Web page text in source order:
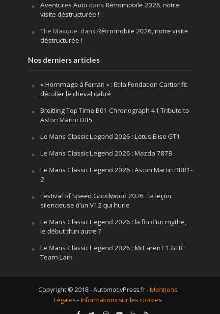
Aventures Auto dans Rétromobile 2026, notre
visite déstructurée !
The Maxque. dans Rétromobile 2026, notre visite
déstructurée !
Nos derniers articles
« Hommage à Ferrari » : Et la Fondation Cartier fit
décoller le cheval cabré
Breitling Top Time B01 Chronograph 41 Tribute to
Aston Martin DB5
Le Mans Classic Legend 2026 : Lotus Elise GT1
Le Mans Classic Legend 2026 : Mazda 787B
Le Mans Classic Legend 2026 : Aston Martin DBR1-
2
Festival of Speed Goodwood 2026 : la leçon
silencieuse d’un V12 qui hurle
Le Mans Classic Legend 2026 : la fin d’un mythe,
le début d’un autre ?
Le Mans Classic Legend 2026 : McLaren F1 GTR
Team Lark
Copyright © 2018 - AutomotivPress.fr -Mentions
Légales-Informations sur les cookies